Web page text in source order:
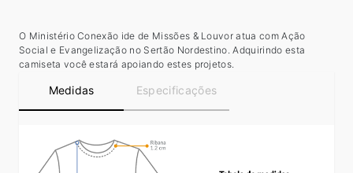
O Ministério Conexão ide de Missões & Louvor atua com Ação
Social e Evangelização no Sertão Nordestino. Adquirindo esta
camiseta você estará apoiando estes projetos.
Medidas Especificações